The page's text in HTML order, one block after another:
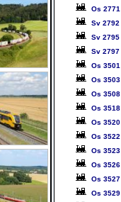
Os 2771
Sv 2792
Sv 2795
Sv 2797
Os 3501
Os 3503
Os 3508
Os 3518
Os 3520
Os 3522
Os 3523
Os 3526
Os 3527
Os 3529